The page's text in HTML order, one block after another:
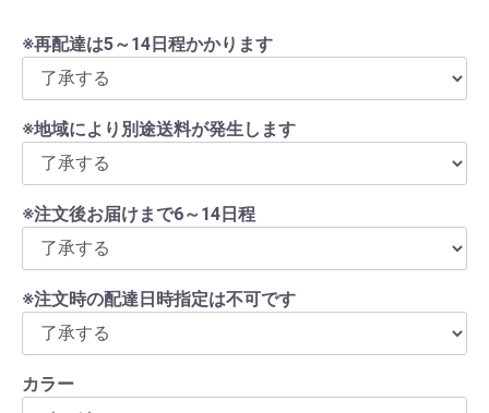
※再配達は5～14日程かかります
※地域により別途送料が発生します
※注文後お届けまで6～14日程
※注文時の配達日時指定は不可です
カラー